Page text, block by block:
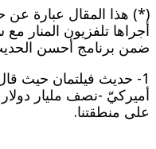
(*) هذا المقال عبارة عن
أجراها تلفزيون المنار
ضمن برنامج أحسن الحديث
1- حديث فيلتمان حيث
أميركيّ -نصف مليار
على منطقتنا.